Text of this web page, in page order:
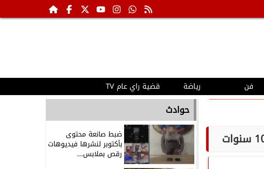
فن رياضة قضية راي عام TV
حوادث
ضبط صانعة محتوى
بأكتوبر لنشرها فيديوهات
رقص بملابس...